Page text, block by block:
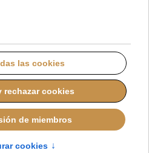
CRISTIANA